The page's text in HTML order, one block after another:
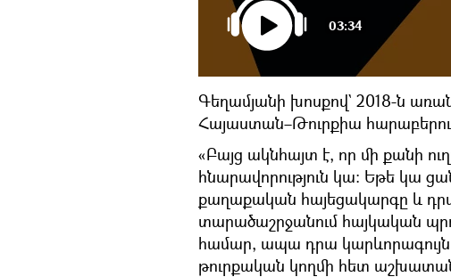
03:34
Գեղամյանի խոսքով` 2018-ն
Հայաստան–Թուրքիա
«Բայց ակնհայտ է, որ մի քանի
հնարավորություն կա։ Եթե կա
քաղաքական հայեցակարգը և
տարածաշրջանում հայկական
համար, ապա դրա կարևորագույն
թուրքական կողմի հետ